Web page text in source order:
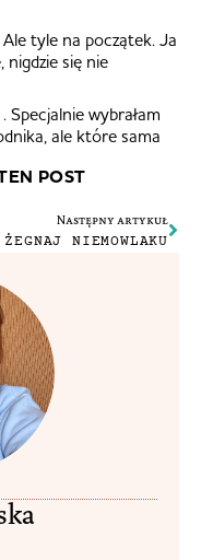
tyle na początek. Ja
nigdzie się nie
. Specjalnie wybrałam
ale które sama
POST
Następny artykuł
ŻEGNAJ NIEMOWLAKU